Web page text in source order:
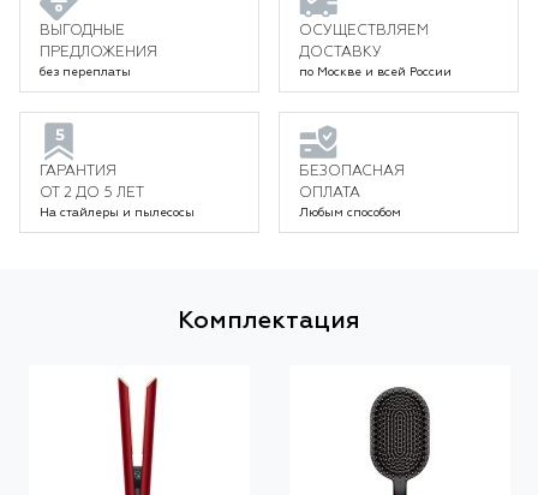
ВЫГОДНЫЕ
ПРЕДЛОЖЕНИЯ
без переплаты
ОСУЩЕСТВЛЯЕМ
ДОСТАВКУ
по Москве и всей России
ГАРАНТИЯ
ОТ 2 ДО 5 ЛЕТ
На стайлеры и пылесосы
БЕЗОПАСНАЯ
ОПЛАТА
Любым способом
Комплектация